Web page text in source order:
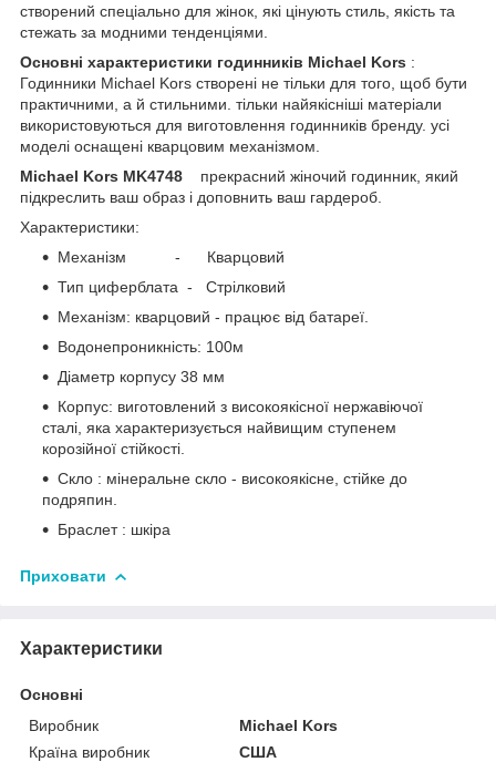
створений спеціально для жінок, які цінують стиль, якість та
стежать за модними тенденціями.
Основні характеристики годинників Michael Kors :
Годинники Michael Kors створені не тільки для того, щоб бути
практичними, а й стильними. тільки найякісніші матеріали
використовуються для виготовлення годинників бренду. усі
моделі оснащені кварцовим механізмом.
Michael Kors MK4748 прекрасний жіночий годинник, який
підкреслить ваш образ і доповнить ваш гардероб.
Характеристики:
Механізм - Кварцовий
Тип циферблата - Стрілковий
Механізм: кварцовий - працює від батареї.
Водонепроникність: 100м
Діаметр корпусу 38 мм
Корпус: виготовлений з високоякісної нержавіючої
сталі, яка характеризується найвищим ступенем
корозійної стійкості.
Скло : мінеральне скло - високоякісне, стійке до
подряпин.
Браслет : шкіра
Приховати
Характеристики
Основні
Виробник
Michael Kors
Країна виробник
США